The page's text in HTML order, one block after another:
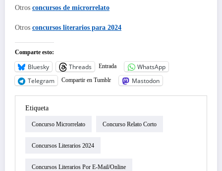
Otros concursos de microrrelato
Otros concursos literarios para 2024
Comparte esto:
Bluesky Threads Entrada
WhatsApp
Telegram
Compartir en Tumblr Mastodon
Etiqueta
Concurso Microrrelato Concurso Relato Corto
Concursos Literarios 2024
Concursos Literarios Por E-Mail/online